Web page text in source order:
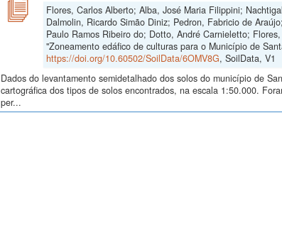
Flores, Carlos Alberto; Alba, José Maria Filippini;
Dalmolin, Ricardo Simão Diniz; Pedron, Fabricio de
Paulo Ramos Ribeiro do; Dotto, André Carnieletto;
"Zoneamento edáfico de culturas para o Município de
https://doi.org/10.60502/SoilData/6OMV8G, SoilData, V1
Dados do levantamento semidetalhado dos solos do município de
cartográfica dos tipos de solos encontrados, na escala 1:50.000.
per...